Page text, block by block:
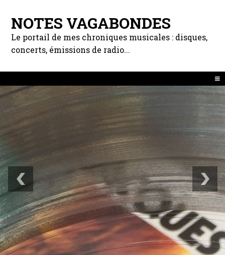
NOTES VAGABONDES
Le portail de mes chroniques musicales : disques,
concerts, émissions de radio...